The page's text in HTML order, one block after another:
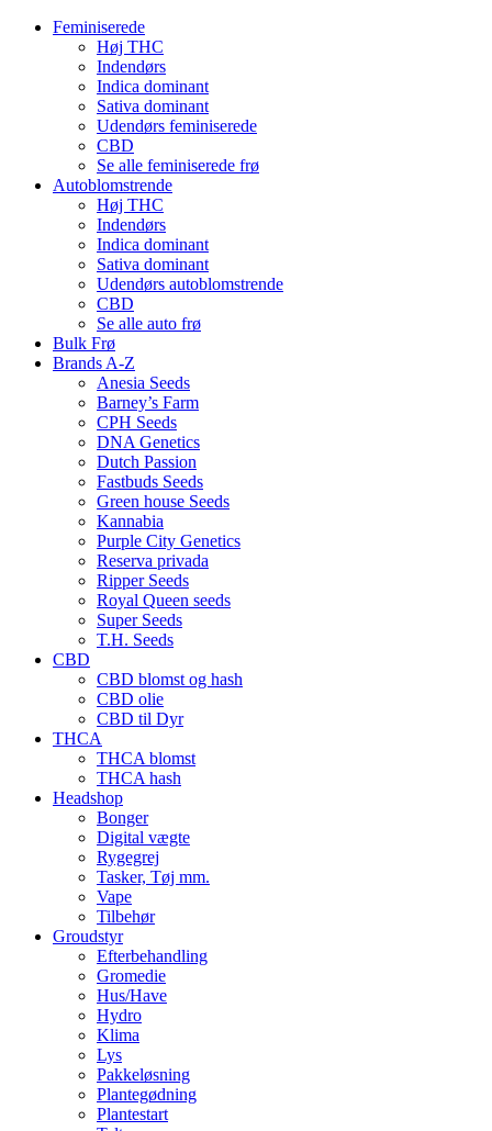
Feminiserede
Høj THC
Indendørs
Indica dominant
Sativa dominant
Udendørs feminiserede
CBD
Se alle feminiserede frø
Autoblomstrende
Høj THC
Indendørs
Indica dominant
Sativa dominant
Udendørs autoblomstrende
CBD
Se alle auto frø
Bulk Frø
Brands A-Z
Anesia Seeds
Barney’s Farm
CPH Seeds
DNA Genetics
Dutch Passion
Fastbuds Seeds
Green house Seeds
Kannabia
Purple City Genetics
Reserva privada
Ripper Seeds
Royal Queen seeds
Super Seeds
T.H. Seeds
CBD
CBD blomst og hash
CBD olie
CBD til Dyr
THCA
THCA blomst
THCA hash
Headshop
Bonger
Digital vægte
Rygegrej
Tasker, Tøj mm.
Vape
Tilbehør
Groudstyr
Efterbehandling
Gromedie
Hus/Have
Hydro
Klima
Lys
Pakkeløsning
Plantegødning
Plantestart